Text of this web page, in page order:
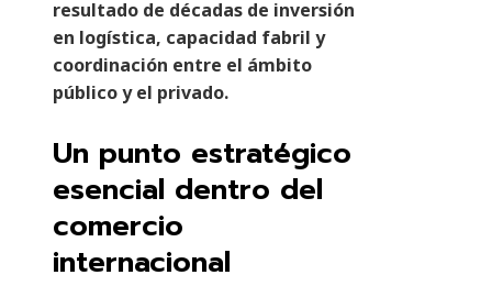
resultado de décadas de inversión
en logística, capacidad fabril y
coordinación entre el ámbito
público y el privado.
Un punto estratégico
esencial dentro del
comercio
internacional